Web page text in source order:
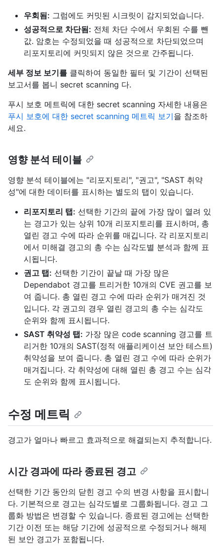
우회됨: 그럼에도 커밋된 시크릿이 감지되었습니다.
성공적으로 차단됨: 전체 차단 수에서 우회된 수를 뺀
값. 암호는 수정되었을 때 성공적으로 차단되었으며
리포지토리에 커밋되지 않은 것으로 간주됩니다.
세부 정보 보기를 클릭하여 동일한 필터 및 기간이 선택된
보고서를 봅니 secret scanning 다.
푸시 보호 메트릭에 대한 secret scanning 자세한 내용은
푸시 보호에 대한 secret scanning 메트릭 보기을 참조하
세요.
영향 분석 테이블
영향 분석 테이블에는 "리포지토리", "권고", "SAST 취약
성"에 대한 데이터를 표시하는 별도의 탭이 있습니다.
리포지토리 탭: 선택한 기간의 끝에 가장 많이 열려 있
는 경고가 있는 상위 10개 리포지토리를 표시하며, 총
열린 경고 수에 따라 순위를 매깁니다. 각 리포지토리
에서 미해결 경고의 총 수는 심각도별 분석과 함께 표
시됩니다.
권고 탭: 선택한 기간이 끝날 때 가장 많은
Dependabot 경고를 트리거한 10개의 CVE 권고를 보
여 줍니다. 총 열린 경고 수에 따라 순위가 매겨진 것
입니다. 각 권고의 경우 열린 경고의 총 수는 심각도
순위와 함께 표시됩니다.
SAST 취약성 탭: 가장 많은 code scanning 경고를 트
리거한 10개의 SAST(정적 애플리케이션 보안 테스트)
취약성을 보여 줍니다. 총 열린 경고 수에 따라 순위가
매겨집니다. 각 취약성에 대해 열린 총 경고 수는 심각
도 순위와 함께 표시됩니다.
수정 메트릭
경고가 얼마나 빠르고 효과적으로 해결되는지 추적합니다.
시간 경과에 따라 종료된 경고
선택한 기간 동안의 닫힌 경고 수의 변경 사항을 표시합니
다. 기본적으로 경고는 심각도별로 그룹화됩니다. 경고 그
룹화 방법은 변경할 수 있습니다. 종료된 경고에는 선택한
기간 이전 또는 해당 기간에 성공적으로 수정되거나 해제
된 보안 경고가 포함됩니다.